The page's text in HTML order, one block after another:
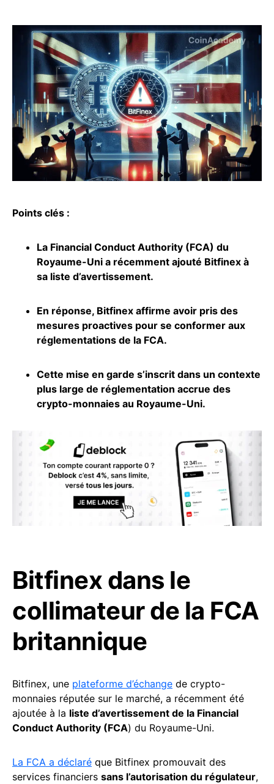
Points clés :
La Financial Conduct Authority (FCA) du
Royaume-Uni a récemment ajouté Bitfinex à
sa liste d’avertissement.
En réponse, Bitfinex affirme avoir pris des
mesures proactives pour se conformer aux
réglementations de la FCA.
Cette mise en garde s’inscrit dans un contexte
plus large de réglementation accrue des
crypto-monnaies au Royaume-Uni.
Bitfinex dans le
collimateur de la FCA
britannique
Bitfinex, une plateforme d’échange de crypto-
monnaies réputée sur le marché, a récemment été
ajoutée à la liste d’avertissement de la Financial
Conduct Authority (FCA) du Royaume-Uni.
La FCA a déclaré que Bitfinex promouvait des
services financiers sans l’autorisation du régulateur,